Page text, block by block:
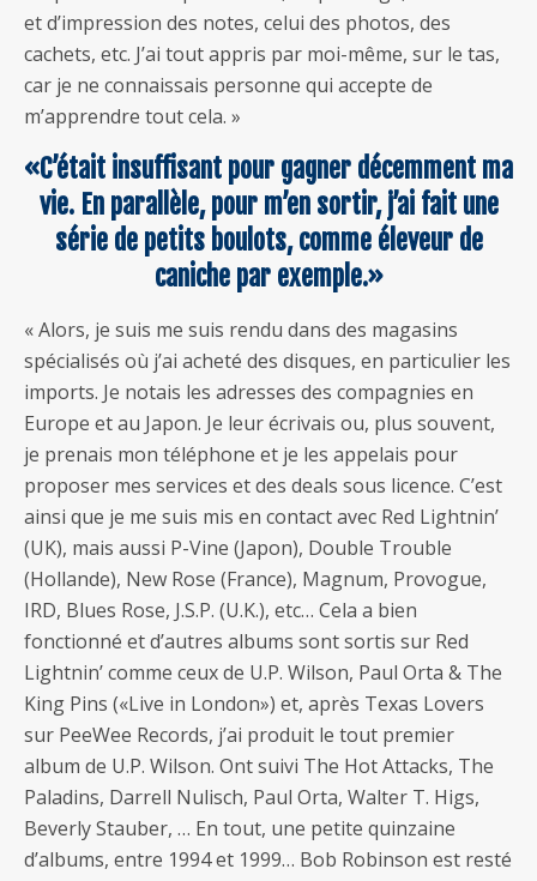
et d’impression des notes, celui des photos, des
cachets, etc. J’ai tout appris par moi-même, sur le tas,
car je ne connaissais personne qui accepte de
m’apprendre tout cela. »
«C’était insuffisant pour gagner décemment ma
vie. En parallèle, pour m’en sortir, j’ai fait une
série de petits boulots, comme éleveur de
caniche par exemple.»
« Alors, je suis me suis rendu dans des magasins
spécialisés où j’ai acheté des disques, en particulier les
imports. Je notais les adresses des compagnies en
Europe et au Japon. Je leur écrivais ou, plus souvent,
je prenais mon téléphone et je les appelais pour
proposer mes services et des deals sous licence. C’est
ainsi que je me suis mis en contact avec Red Lightnin’
(UK), mais aussi P-Vine (Japon), Double Trouble
(Hollande), New Rose (France), Magnum, Provogue,
IRD, Blues Rose, J.S.P. (U.K.), etc… Cela a bien
fonctionné et d’autres albums sont sortis sur Red
Lightnin’ comme ceux de U.P. Wilson, Paul Orta & The
King Pins («Live in London») et, après Texas Lovers
sur PeeWee Records, j’ai produit le tout premier
album de U.P. Wilson. Ont suivi The Hot Attacks, The
Paladins, Darrell Nulisch, Paul Orta, Walter T. Higs,
Beverly Stauber, … En tout, une petite quinzaine
d’albums, entre 1994 et 1999… Bob Robinson est resté